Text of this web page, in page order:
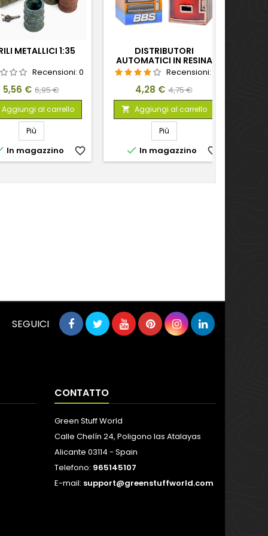
METALLICI 1:35
Recensioni: 0
Prezzo
5,56 € Prezzo
base
6,95 €
Aggiungi al carrello
Più
In magazzino favorite_border
DISTRIBUTORI
AUTOMATICI IN RESINA
Recensioni:
Prezzo
4,28 € Prezzo
base
4,75 €
 Aggiungi al carrello
Più
 In magazzino favorite_border
SEGUICI
CONTATTO
Green Stuff World
Calle Chelín 24, Poligono las Atalayas
Alicante 03114 - Spain
Telefono: 965145107
E-mail: support@greenstuffworld.com